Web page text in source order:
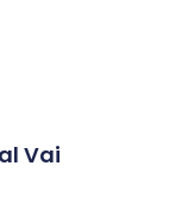
Vai